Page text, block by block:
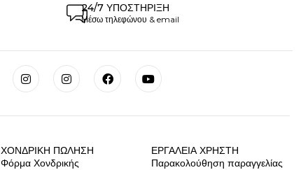
24/7 ΥΠΟΣΤΉΡΙΞΗ
Μέσω τηλεφώνου & email
ΧΟΝΔΡΙΚΉ ΠΩΛΗΣΗ
Φόρμα Χονδρικής
ΕΡΓΑΛΕΊΑ ΧΡΉΣΤΗ
Παρακολούθηση παραγγελίας